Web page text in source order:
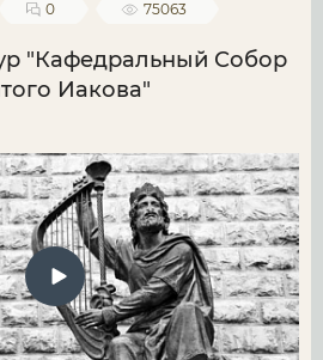
0 75063
"Кафедральный Собор
Иакова"